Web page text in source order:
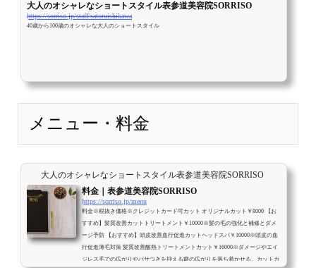
大人のオシャレなショートスタイル表参道美容院SORRISO
https://sorriso.jp/staff/satoruishikawa
40歳から100歳のオシャレな大人のショートスタイル
メニュー・料金
大人のオシャレなショートスタイル表参道美容院SORRISO
料金｜表参道美容院SORRISO
https://sorriso.jp/menu
料金※税抜き価格※クレジットカード可カット オリジナルカット￥8000 【お
すすめ】髪質改善カットトリートメント￥10000※髪の毛の強化と補修とダメ
ージ予防 【おすすめ】頭皮改善血行促進カットヘッドスパ￥10000※頭皮の血
行促進薄毛対策 髪質改善酸熱トリートメントカット￥16000※ダメージやエイ
ジレス毛での広がりやパサつきを抑える癖の広がりを落ち着かせる。カットカ